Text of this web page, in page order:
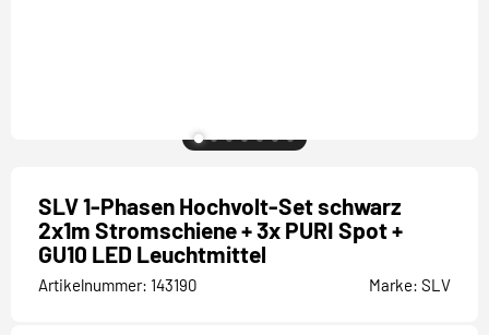
SLV 1-Phasen Hochvolt-Set schwarz
2x1m Stromschiene + 3x PURI Spot +
GU10 LED Leuchtmittel
Artikelnummer: 143190 Marke: SLV